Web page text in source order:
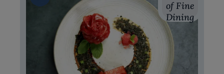
of Fine
Dining
of Fine
Dining
of Fine
Dining
of Fine
Dining